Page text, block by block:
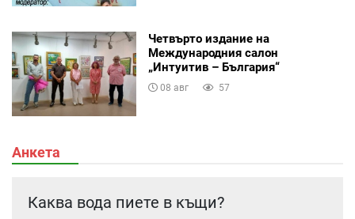
Четвърто издание на
Международния салон
„Интуитив – България“
08 авг 57
Анкета
Каква вода пиете в къщи?